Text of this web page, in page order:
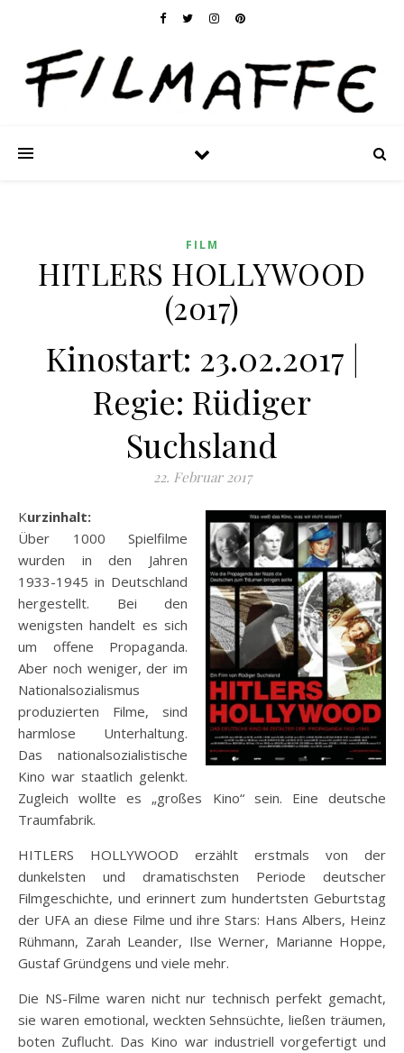
FILM
HITLERS HOLLYWOOD
(2017)
Kinostart: 23.02.2017 |
Regie: Rüdiger
Suchsland
22. Februar 2017
Kurzinhalt:
Über 1000 Spielfilme
wurden in den Jahren
1933-1945 in Deutschland
hergestellt. Bei den
wenigsten handelt es sich
um offene Propaganda.
Aber noch weniger, der im
Nationalsozialismus
produzierten Filme, sind
harmlose Unterhaltung.
Das nationalsozialistische
Kino war staatlich gelenkt.
Zugleich wollte es „großes Kino“ sein. Eine deutsche
Traumfabrik.
HITLERS HOLLYWOOD erzählt erstmals von der
dunkelsten und dramatischsten Periode deutscher
Filmgeschichte, und erinnert zum hundertsten Geburtstag
der UFA an diese Filme und ihre Stars: Hans Albers, Heinz
Rühmann, Zarah Leander, Ilse Werner, Marianne Hoppe,
Gustaf Gründgens und viele mehr.
Die NS-Filme waren nicht nurtechnisch perfekt gemacht,
sie waren emotional, weckten Sehnsüchte, ließen träumen,
boten Zuflucht. Das Kino war industriell vorgefertigt und